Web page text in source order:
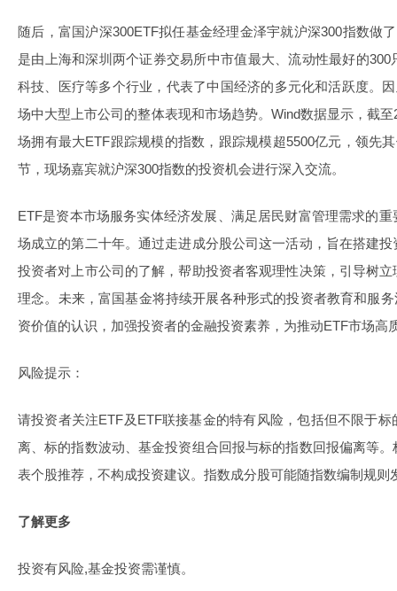
随后，富国沪深300ETF拟任基金经理金泽宇就沪深300指数做
是由上海和深圳两个证券交易所中市值最大、流动性最好的
科技、医疗等多个行业，代表了中国经济的多元化和活跃度。
场中大型上市公司的整体表现和市场趋势。Wind数据显示，截
场拥有最大ETF跟踪规模的指数，跟踪规模超5500亿元，领先
节，现场嘉宾就沪深300指数的投资机会进行深入交流。
ETF是资本市场服务实体经济发展、满足居民财富管理需求的
场成立的第二十年。通过走进成分股公司这一活动，旨在搭建
投资者对上市公司的了解，帮助投资者客观理性决策，引导树
理念。未来，富国基金将持续开展各种形式的投资者教育和服
资价值的认识，加强投资者的金融投资素养，为推动ETF市场高
风险提示：
请投资者关注ETF及ETF联接基金的特有风险，包括但不限于
离、标的指数波动、基金投资组合回报与标的指数回报偏离等
表个股推荐，不构成投资建议。指数成分股可能随指数编制规则
了解更多
投资有风险,基金投资需谨慎。